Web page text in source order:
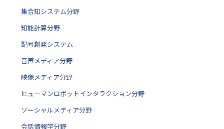
集合知システム分野
知能計算分野
記号創発システム
音声メディア分野
映像メディア分野
ヒューマンロボットインタラクション分野
ソーシャルメディア分野
会話情報学分野